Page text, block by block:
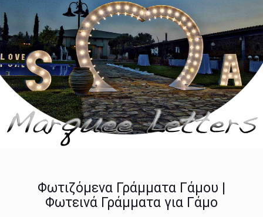
Φωτιζόμενα Γράμματα Γάμου |
Φωτεινά Γράμματα για Γάμο